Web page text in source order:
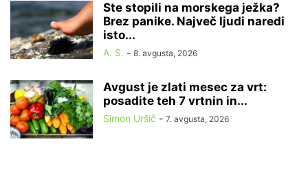
Ste stopili na morskega ježka?
Brez panike. Največ ljudi naredi
isto...
A. S. - 8. avgusta, 2026
Avgust je zlati mesec za vrt:
posadite teh 7 vrtnin in...
Simon Uršič - 7. avgusta, 2026